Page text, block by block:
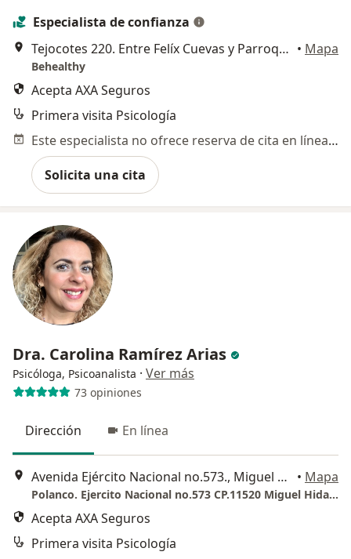
Especialista de confianza
Tejocotes 220. Entre Felíx Cuevas y Parroquia. A un lado del estacionamiento de Liverpool y Galerias Insurgentes, Benito Juárez • Mapa
Behealthy
Acepta AXA Seguros
Primera visita Psicología
Este especialista no ofrece reserva de cita en línea en esta dirección.
Solicita una cita
Dra. Carolina Ramírez Arias
Psicóloga, Psicoanalista · Ver más
73 opiniones
Dirección En línea
Avenida Ejército Nacional no.573., Miguel Hidalgo • Mapa
Polanco. Ejercito Nacional no.573 CP.11520 Miguel Hidalgo. Colonia Granada.
Acepta AXA Seguros
Primera visita Psicología